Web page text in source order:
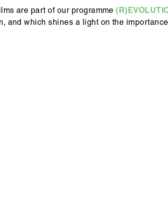
are part of our programme
and which shines a light on the